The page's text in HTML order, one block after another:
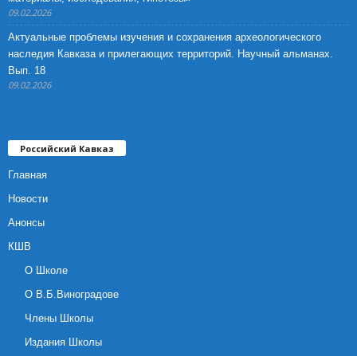
09.02.2026
Актуальные проблемы изучения и сохранения археологического
наследия Кавказа и прилегающих территорий. Научный альманах.
Вып. 18
09.02.2026
Российский Кавказ
Главная
Новости
Анонсы
КШВ
О Школе
О В.Б.Виноградове
Члены Школы
Издания Школы